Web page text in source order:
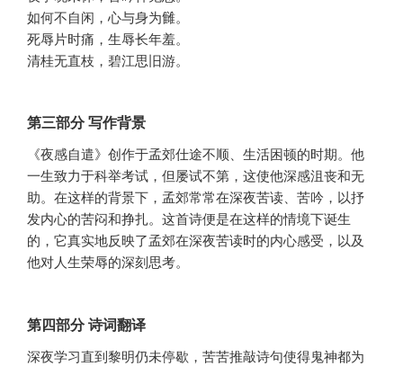
如何不自闲，心与身为雠。
死辱片时痛，生辱长年羞。
清桂无直枝，碧江思旧游。
第三部分 写作背景
《夜感自遣》创作于孟郊仕途不顺、生活困顿的时期。他
一生致力于科举考试，但屡试不第，这使他深感沮丧和无
助。在这样的背景下，孟郊常常在深夜苦读、苦吟，以抒
发内心的苦闷和挣扎。这首诗便是在这样的情境下诞生
的，它真实地反映了孟郊在深夜苦读时的内心感受，以及
他对人生荣辱的深刻思考。
第四部分 诗词翻译
深夜学习直到黎明仍未停歇，苦苦推敲诗句使得鬼神都为